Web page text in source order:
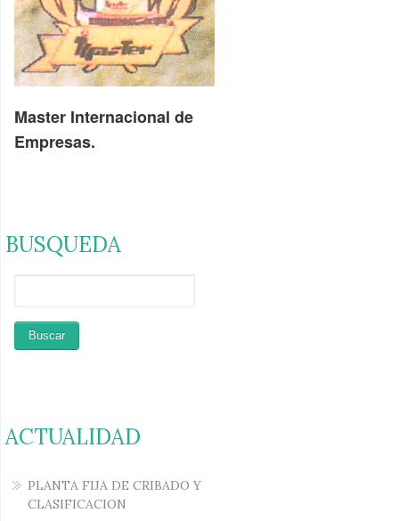
Master Internacional de
Empresas.
BUSQUEDA
ACTUALIDAD
PLANTA FIJA DE CRIBADO Y
CLASIFICACION